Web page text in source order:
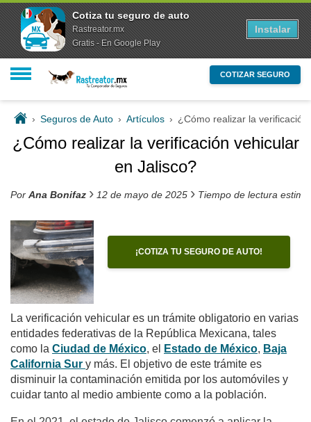
COTIZAR SEGURO
› Seguros de Auto › Artículos › ¿Cómo realizar la
¿Cómo realizar la verificación vehicular
en Jalisco?
Por Ana Bonifaz › 12 de mayo de 2025 › Tiempo de lectura
¡COTIZA TU SEGURO DE AUTO!
La verificación vehicular es un trámite obligatorio en varias
entidades federativas de la República Mexicana, tales
como la Ciudad de México, el Estado de México, Baja
California Sur y más. El objetivo de este trámite es
disminuir la contaminación emitida por los automóviles y
cuidar tanto al medio ambiente como a la población.
Cotiza tu seguro de auto
Rastreator.mx
Gratis - En Google Play
Instalar